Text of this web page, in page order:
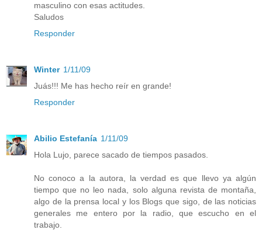
masculino con esas actitudes.
Saludos
Responder
Winter 1/11/09
Juás!!! Me has hecho reír en grande!
Responder
Abilio Estefanía 1/11/09
Hola Lujo, parece sacado de tiempos pasados.
No conoco a la autora, la verdad es que llevo ya algún
tiempo que no leo nada, solo alguna revista de montaña,
algo de la prensa local y los Blogs que sigo, de las noticias
generales me entero por la radio, que escucho en el
trabajo.